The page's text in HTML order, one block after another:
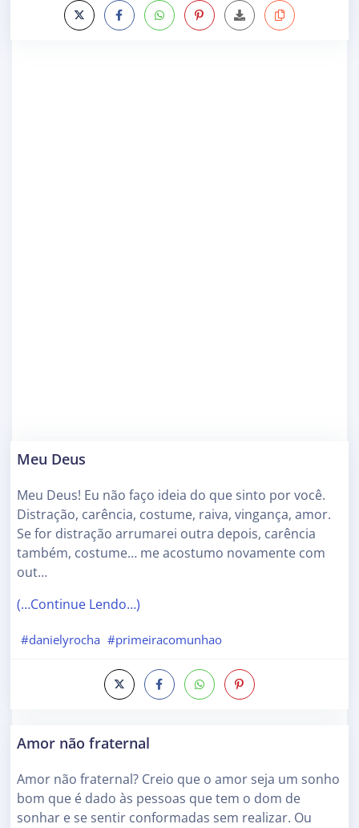
Meu Deus
Meu Deus! Eu não faço ideia do que sinto por você.
Distração, carência, costume, raiva, vingança, amor.
Se for distração arrumarei outra depois, carência
também, costume… me acostumo novamente com
out…
(…Continue Lendo…)
#danielyrocha #primeiracomunhao
Amor não fraternal
Amor não fraternal? Creio que o amor seja um sonho
bom que é dado às pessoas que tem o dom de
sonhar e se sentir conformadas sem realizar. Ou